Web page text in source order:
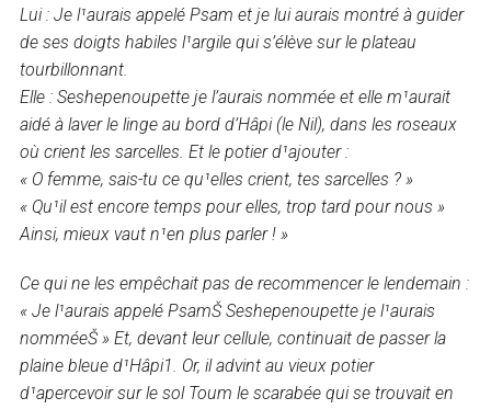
Lui : Je l¹aurais appelé Psam et je lui aurais montré à guider
de ses doigts habiles l¹argile qui s’élève sur le plateau
tourbillonnant.
Elle : Seshepenoupette je l’aurais nommée et elle m¹aurait
aidé à laver le linge au bord d’Hâpi (le Nil), dans les roseaux
où crient les sarcelles. Et le potier d¹ajouter :
« O femme, sais-tu ce qu¹elles crient, tes sarcelles ? »
« Qu¹il est encore temps pour elles, trop tard pour nous »
Ainsi, mieux vaut n¹en plus parler ! »
Ce qui ne les empêchait pas de recommencer le lendemain :
« Je l¹aurais appelé PsamŠ Seshepenoupette je l¹aurais
nomméeŠ » Et, devant leur cellule, continuait de passer la
plaine bleue d¹Hâpi1. Or, il advint au vieux potier
d¹apercevoir sur le sol Toum le scarabée qui se trouvait en